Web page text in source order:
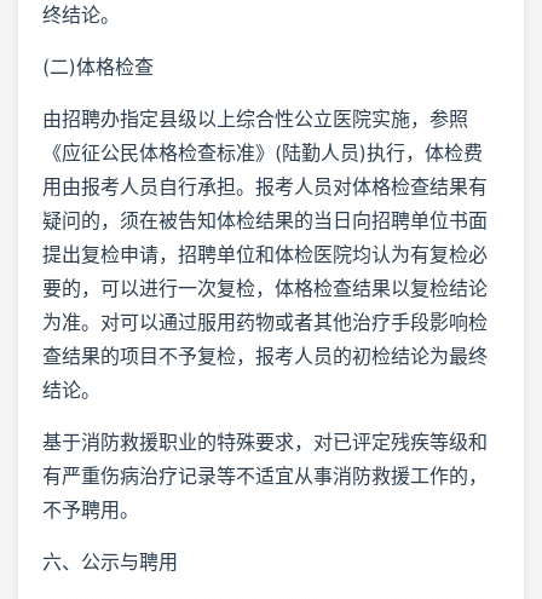
终结论。
(二)体格检查
由招聘办指定县级以上综合性公立医院实施，参照
《应征公民体格检查标准》(陆勤人员)执行，体检费
用由报考人员自行承担。报考人员对体格检查结果有
疑问的，须在被告知体检结果的当日向招聘单位书面
提出复检申请，招聘单位和体检医院均认为有复检必
要的，可以进行一次复检，体格检查结果以复检结论
为准。对可以通过服用药物或者其他治疗手段影响检
查结果的项目不予复检，报考人员的初检结论为最终
结论。
基于消防救援职业的特殊要求，对已评定残疾等级和
有严重伤病治疗记录等不适宜从事消防救援工作的，
不予聘用。
六、公示与聘用